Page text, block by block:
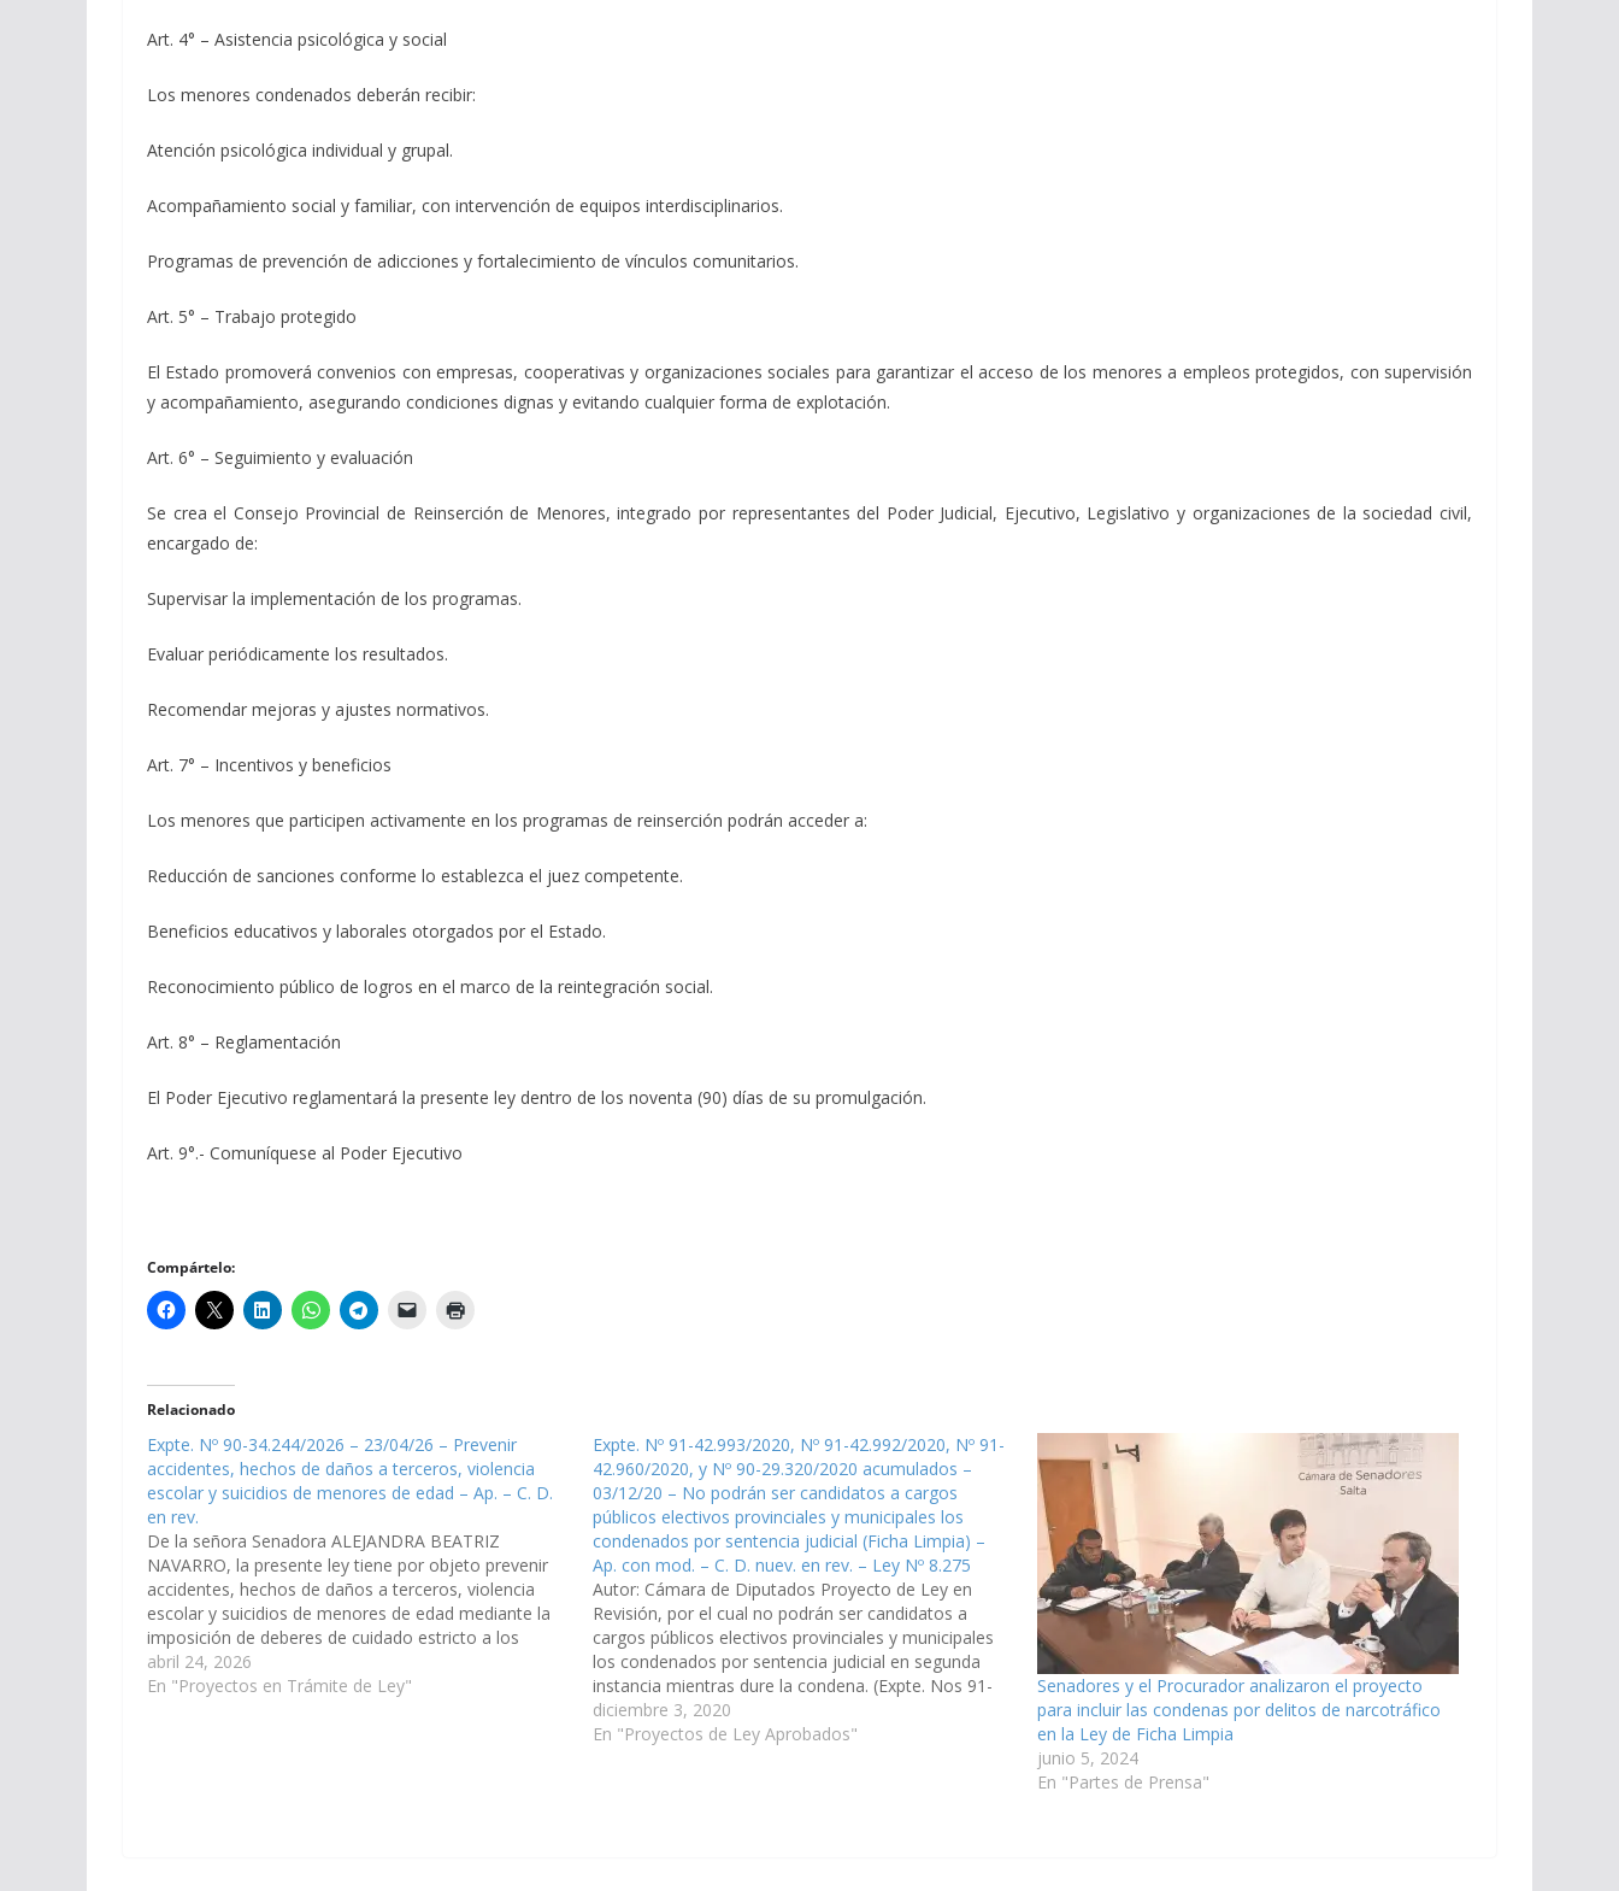
Art. 4° – Asistencia psicológica y social
Los menores condenados deberán recibir:
Atención psicológica individual y grupal.
Acompañamiento social y familiar, con intervención de equipos interdisciplinarios.
Programas de prevención de adicciones y fortalecimiento de vínculos comunitarios.
Art. 5° – Trabajo protegido
El Estado promoverá convenios con empresas, cooperativas y organizaciones sociales para garantizar el acceso de los menores a empleos protegidos, con supervisión
y acompañamiento, asegurando condiciones dignas y evitando cualquier forma de explotación.
Art. 6° – Seguimiento y evaluación
Se crea el Consejo Provincial de Reinserción de Menores, integrado por representantes del Poder Judicial, Ejecutivo, Legislativo y organizaciones de la sociedad civil,
encargado de:
Supervisar la implementación de los programas.
Evaluar periódicamente los resultados.
Recomendar mejoras y ajustes normativos.
Art. 7° – Incentivos y beneficios
Los menores que participen activamente en los programas de reinserción podrán acceder a:
Reducción de sanciones conforme lo establezca el juez competente.
Beneficios educativos y laborales otorgados por el Estado.
Reconocimiento público de logros en el marco de la reintegración social.
Art. 8° – Reglamentación
El Poder Ejecutivo reglamentará la presente ley dentro de los noventa (90) días de su promulgación.
Art. 9°.- Comuníquese al Poder Ejecutivo
Compártelo:
Relacionado
Expte. Nº 90-34.244/2026 – 23/04/26 – Prevenir
accidentes, hechos de daños a terceros, violencia
escolar y suicidios de menores de edad – Ap. – C. D.
en rev.
De la señora Senadora ALEJANDRA BEATRIZ
NAVARRO, la presente ley tiene por objeto prevenir
accidentes, hechos de daños a terceros, violencia
escolar y suicidios de menores de edad mediante la
imposición de deberes de cuidado estricto a los
progenitores, tutores o guardadores que posean
armas de fuego en su domicilio.…
abril 24, 2026
En "Proyectos en Trámite de Ley"
Expte. Nº 91-42.993/2020, Nº 91-42.992/2020, Nº 91-
42.960/2020, y Nº 90-29.320/2020 acumulados –
03/12/20 – No podrán ser candidatos a cargos
públicos electivos provinciales y municipales los
condenados por sentencia judicial (Ficha Limpia) –
Ap. con mod. – C. D. nuev. en rev. – Ley Nº 8.275
Autor: Cámara de Diputados Proyecto de Ley en
Revisión, por el cual no podrán ser candidatos a
cargos públicos electivos provinciales y municipales
los condenados por sentencia judicial en segunda
instancia mientras dure la condena. (Expte. Nos 91-
42.993/2020, 91-42.992/2020 y 91-42.960/2020, y Nº
90-29.320/2020 acumulados, a la Comisión de
diciembre 3, 2020
En "Proyectos de Ley Aprobados"
Senadores y el Procurador analizaron el proyecto
para incluir las condenas por delitos de narcotráfico
en la Ley de Ficha Limpia
junio 5, 2024
En "Partes de Prensa"